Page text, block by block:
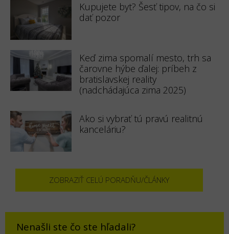
Kupujete byt? Šesť tipov, na čo si
dať pozor
Keď zima spomalí mesto, trh sa
čarovne hýbe ďalej: príbeh z
bratislavskej reality
(nadchádajúca zima 2025)
Ako si vybrať tú pravú realitnú
kanceláriu?
ZOBRAZIŤ CELÚ PORADŇU/ČLÁNKY
Nenašli ste čo ste hľadali?